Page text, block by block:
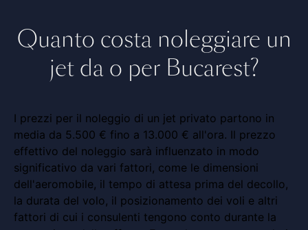
Quanto costa noleggiare un
jet da o per Bucarest?
I prezzi per il noleggio di un jet privato partono in
media da 5.500 € fino a 13.000 € all'ora. Il prezzo
effettivo del noleggio sarà influenzato in modo
significativo da vari fattori, come le dimensioni
dell'aeromobile, il tempo di attesa prima del decollo,
la durata del volo, il posizionamento dei voli e altri
fattori di cui i consulenti tengono conto durante la